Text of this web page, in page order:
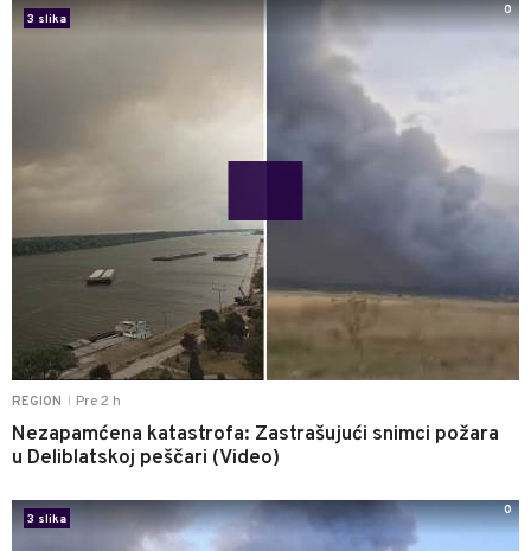
REGION Pre 2 h
Nezapamćena katastrofa: Zastrašujući snimci požara
u Deliblatskoj peščari (Video)
3 slika
0
3 slika
0